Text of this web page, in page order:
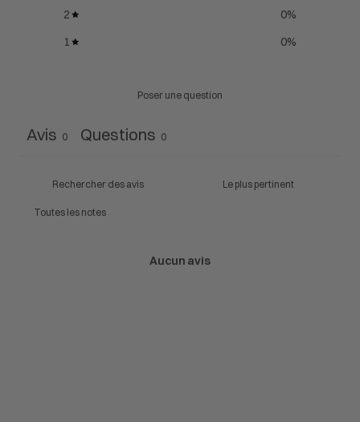
2
0%
1
0%
Poser une question
Avis 0 Questions 0
Aucun avis